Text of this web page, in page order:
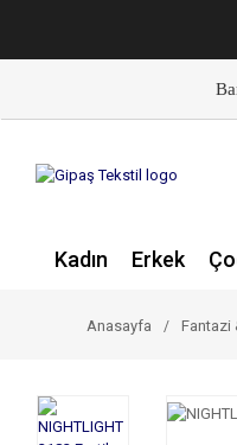
Kadın Erkek
Anasayfa Fantazi